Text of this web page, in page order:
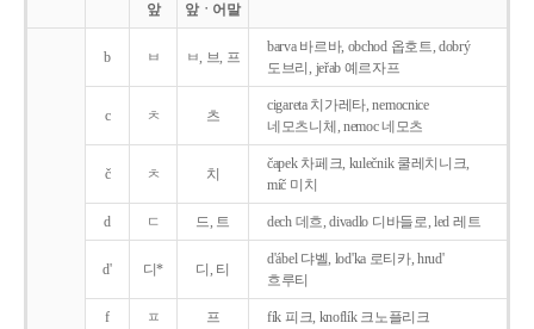
앞
앞ㆍ어말
b ㅂ ㅂ, 브, 프
barva 바르바, obchod 옵호트, dobrý
도브리, jeřab 예르자프
c ㅊ 츠
cigareta 치가레타, nemocnice
네모츠니체, nemoc 네모츠
č ㅊ 치
čapek 차페크, kulečnik 쿨레치니크,
míč 미치
d ㄷ 드, 트 dech 데흐, divadlo 디바들로, led 레트
d' 디* 디, 티
d'ábel 댜벨, lod'ka 로티카, hrud'
흐루티
f ㅍ 프 fík 피크, knoflík 크노플리크